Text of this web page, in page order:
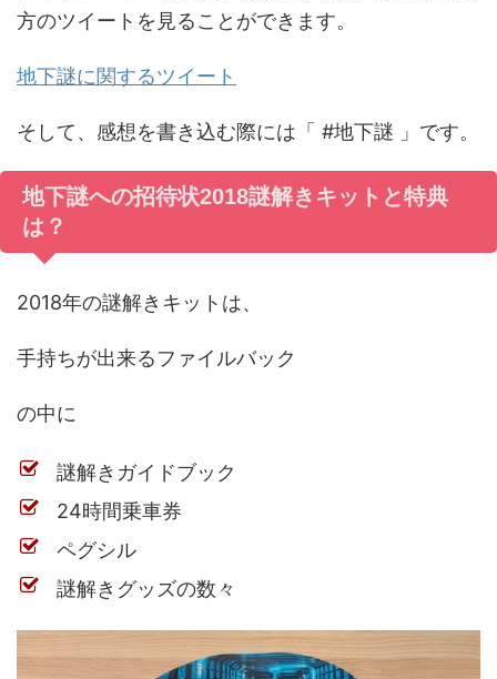
方のツイートを見ることができます。
地下謎に関するツイート
そして、感想を書き込む際には「 #地下謎 」です。
地下謎への招待状2018謎解きキットと特典
は？
2018年の謎解きキットは、
手持ちが出来るファイルバック
の中に
謎解きガイドブック
24時間乗車券
ペグシル
謎解きグッズの数々